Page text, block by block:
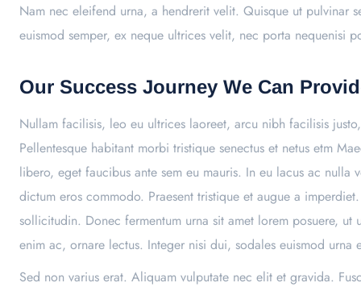
Nam nec eleifend urna, a hendrerit velit. Quisque ut pulvinar
euismod semper, ex neque ultrices velit, nec porta nequenisi
Our Success Journey We Can
Nullam facilisis, leo eu ultrices laoreet, arcu nibh facilisis
Pellentesque habitant morbi tristique senectus et netus etm
libero, eget faucibus ante sem eu mauris. In eu lacus ac
dictum eros commodo. Praesent tristique et augue a
sollicitudin. Donec fermentum urna sit amet lorem posuere,
enim ac, ornare lectus. Integer nisi dui, sodales euismod
Sed non varius erat. Aliquam vulputate nec elit et gravida.